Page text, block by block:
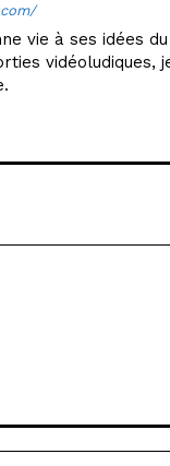
vie à ses idées